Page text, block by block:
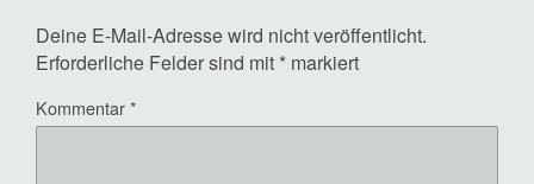
Deine E-Mail-Adresse wird nicht veröffentlicht.
Erforderliche Felder sind mit * markiert
Kommentar*